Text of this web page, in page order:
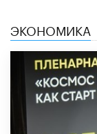
ЭКОНОМИКА